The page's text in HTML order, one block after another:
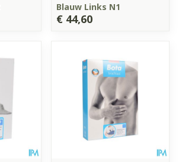
Blauw Links N1
€ 44,60